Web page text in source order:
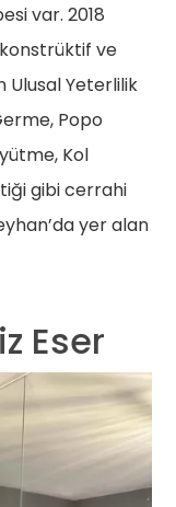
var. 2018
ve
Ulusal Yeterlilik
Popo
Kol
gibi cerrahi
yer alan
Eser